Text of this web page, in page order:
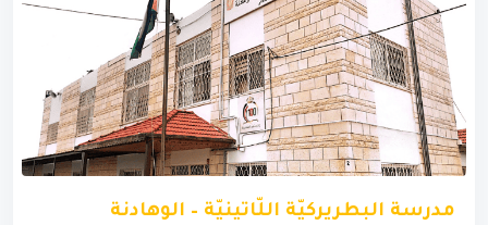
مدرسة البطريركيّة اللّاتينيّة – الوهادنة